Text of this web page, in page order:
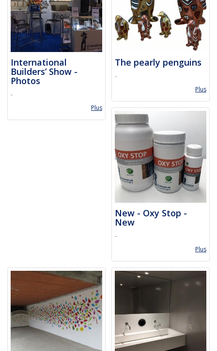
International
Builders’ Show -
Photos
-
Plus
The pearly penguins
-
Plus
New - Oxy Stop -
New
-
Plus